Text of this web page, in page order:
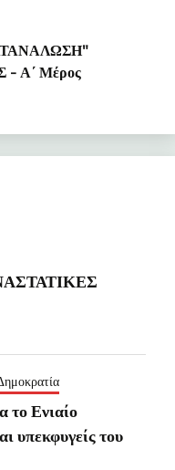
Α΄ Μέρος
το Ενιαίο
υπεκφυγείς του